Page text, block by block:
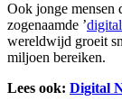
Ook jonge mensen
zogenaamde ’
wereldwijd groeit
miljoen bereiken.
Lees ook: Digital